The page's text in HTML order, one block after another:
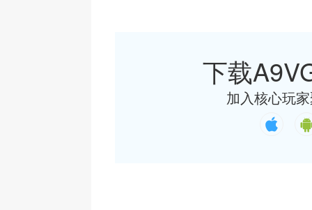
下载
加入核心玩